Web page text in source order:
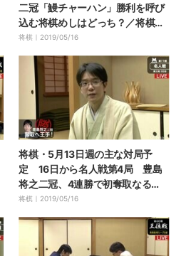
二冠「鰻チャーハン」勝利を呼び
込む将棋めしはどっち？／将棋・
名人戦七番勝負第4局
将棋｜ 2019/05/16
将棋・5月13日週の主な対局予
定 16日から名人戦第4局 豊島
将之二冠、4連勝で初奪取なる
か 羽生九段、藤井七段も対局
将棋｜ 2019/05/16